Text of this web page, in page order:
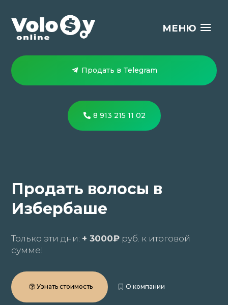
Продать в Telegram
8 913 215 11 02
Продать волосы в
Избербаше
Только эти дни: + 3000₽ руб. к итоговой
сумме!
Узнать стоимость О компании